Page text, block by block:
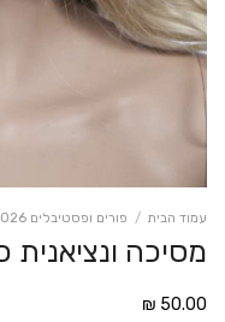
עמוד הבית / פורים ופסטיבלים 2026
מסיכה ונציאנית
50.00
₪